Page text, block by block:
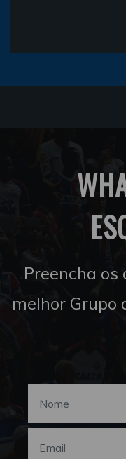
Preencha
melhor Grupo